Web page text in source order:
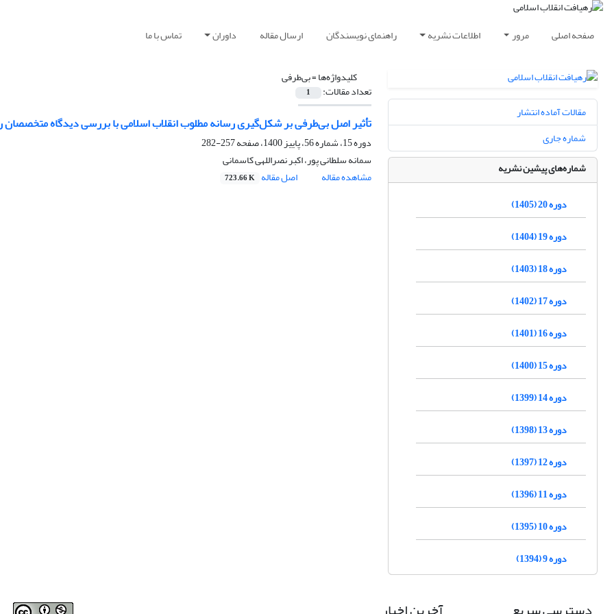
صفحه اصلی مرور اطلاعات نشریه راهنمای نویسندگان ارسال مقاله داوران تماس با ما
کلیدواژه‌ها =بی‌طرفی
تعداد مقالات: 1
تأثیر اصل بی‌طرفی بر شکل‌گیری رسانه مطلوب انقلاب اسلامی با بررسی دیدگاه متخصصان
دوره 15، شماره 56، پاییز 1400، صفحه
257-282
سمانه سلطانی پور، اکبر نصراللهی کاسمانی
مشاهده مقاله
اصل مقاله 723.66 K
مقالات آماده انتشار
شماره جاری
شماره‌های پیشین نشریه
دوره 20 (1405)
دوره 19 (1404)
دوره 18 (1403)
دوره 17 (1402)
دوره 16 (1401)
دوره 15 (1400)
دوره 14 (1399)
دوره 13 (1398)
دوره 12 (1397)
دوره 11 (1396)
دوره 10 (1395)
دوره 9 (1394)